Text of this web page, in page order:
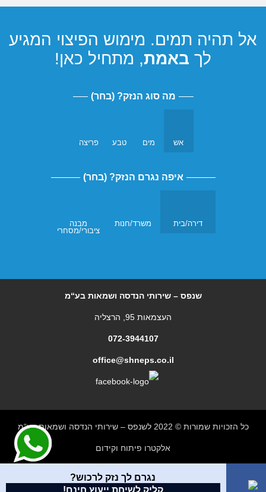
אל תהיה תמים. מימוש הפיצוי המגיע
לך באמת, מתחיל כאן!
מה סוג הנזק? (בחר)
אש מים טבע פריצה
איפה נגרם הנזק? (בחר)
דירה/בית משרד/חנות
מבנה
ציבורי/מסחרי
שנפס – שירותי הנדסה ושמאות בע“מ
העצמאות 95, הרצליה
072-3944107
office@shneps.co.il
כל הזכויות שמורות © 2022 לשנפס – שירותי הנדסה ושמאות בע“מ
אלקטרו פיתוח וקידום
נגרם לך נזק לרכוש?
קליק לשיחת ייעוץ חינם!